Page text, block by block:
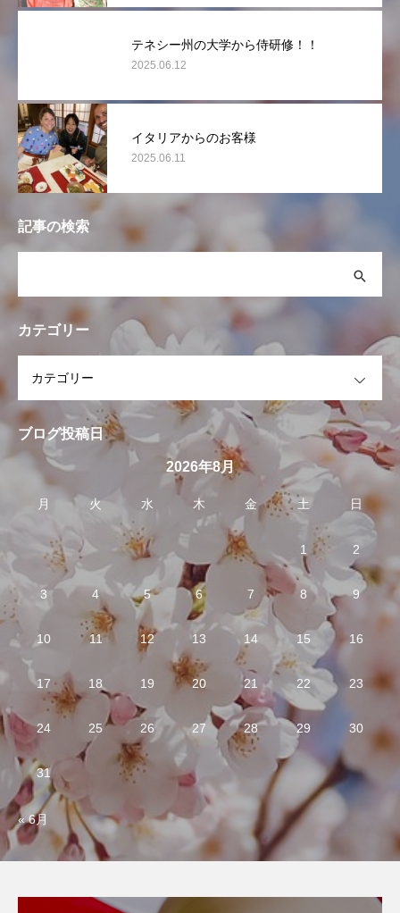
テネシー州の大学から侍研修！！
2025.06.12
イタリアからのお客様
2025.06.11
記事の検索
カテゴリー
ブログ投稿日
2026年8月
月 火 水 木 金 土 日
1 2
3 4 5 6 7 8 9
10 11 12 13 14 15 16
17 18 19 20 21 22 23
24 25 26 27 28 29 30
31
« 6月